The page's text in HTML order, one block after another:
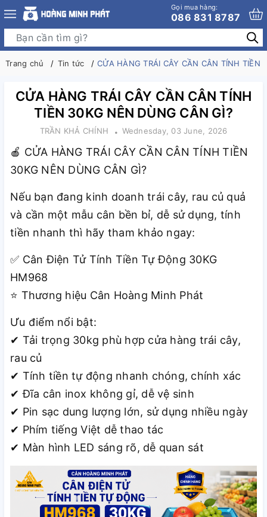
Gọi mua hàng:
086 831 8787
Trang chủ Tin tức CỬA HÀNG TRÁI CÂY CẦN CÂN TÍNH TIỀN
CỬA HÀNG TRÁI CÂY CẦN CÂN TÍNH
TIỀN 30KG NÊN DÙNG CÂN GÌ?
TRẦN KHẢ CHÍNH Wednesday, 03 June, 2026
🍎 CỬA HÀNG TRÁI CÂY CẦN CÂN TÍNH TIỀN
30KG NÊN DÙNG CÂN GÌ?
Nếu bạn đang kinh doanh trái cây, rau củ quả
và cần một mẫu cân bền bỉ, dễ sử dụng, tính
tiền nhanh thì hãy tham khảo ngay:
✅ Cân Điện Tử Tính Tiền Tự Động 30KG
HM968
⭐ Thương hiệu Cân Hoàng Minh Phát
Ưu điểm nổi bật:
✔ Tải trọng 30kg phù hợp cửa hàng trái cây,
rau củ
✔ Tính tiền tự động nhanh chóng, chính xác
✔ Đĩa cân inox không gỉ, dễ vệ sinh
✔ Pin sạc dung lượng lớn, sử dụng nhiều ngày
✔ Phím tiếng Việt dễ thao tác
✔ Màn hình LED sáng rõ, dễ quan sát